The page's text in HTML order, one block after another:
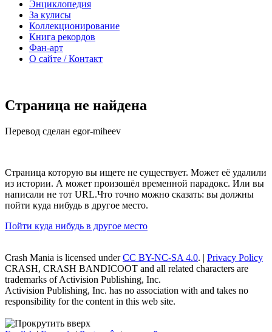
Энциклопедия
За кулисы
Коллекционирование
Книга рекордов
Фан-арт
О сайте / Контакт
Страница не найдена
Перевод сделан egor-miheev
Страница которую вы ищете не существует. Может её удалили
из истории. А может произошёл временной парадокс. Или вы
написали не тот URL.Что точно можно сказать: вы должны
пойти куда нибудь в другое место.
Пойти куда нибудь в другое место
Crash Mania is licensed underCC BY-NC-SA 4.0. | Privacy Policy
CRASH, CRASH BANDICOOT and all related characters are
trademarks of Activision Publishing, Inc.
Activision Publishing, Inc. has no association with and takes no
responsibility for the content in this web site.